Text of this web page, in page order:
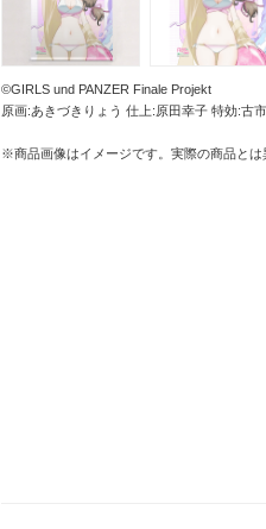
©GIRLS und PANZER Finale Projekt
原画:あきづきりょう 仕上:原田幸子 特効:古
※商品画像はイメージです。実際の商品と